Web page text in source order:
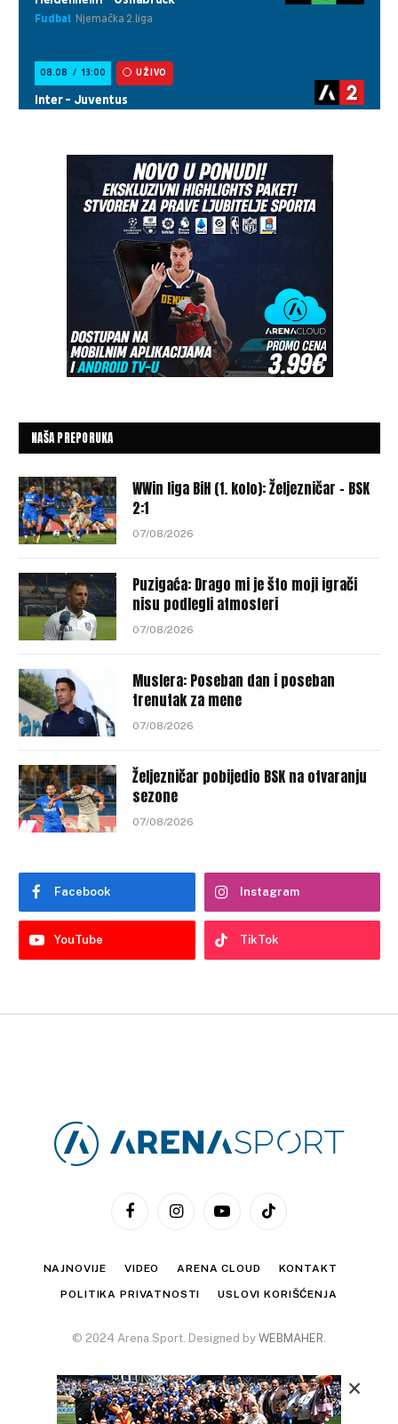
NAŠA PREPORUKA
WWin liga BiH (1. kolo): Željezničar – BSK
2:1
07/08/2026
Puzigaća: Drago mi je što moji igrači
nisu podlegli atmosferi
07/08/2026
Muslera: Poseban dan i poseban
trenutak za mene
07/08/2026
Željezničar pobijedio BSK na otvaranju
sezone
07/08/2026
Facebook Instagram
YouTube TikTok
FacebookInstagramYouTubeTikTok
NAJNOVIJE VIDEO ARENA CLOUD KONTAKT
POLITIKA PRIVATNOSTI USLOVI KORIŠĆENJA
© 2024 Arena Sport. Designed by WEBMAHER.
×